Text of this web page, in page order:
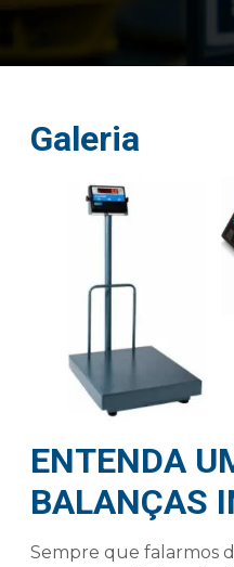
Galeria
ENTENDA
BALANÇAS
Sempre que falarmos